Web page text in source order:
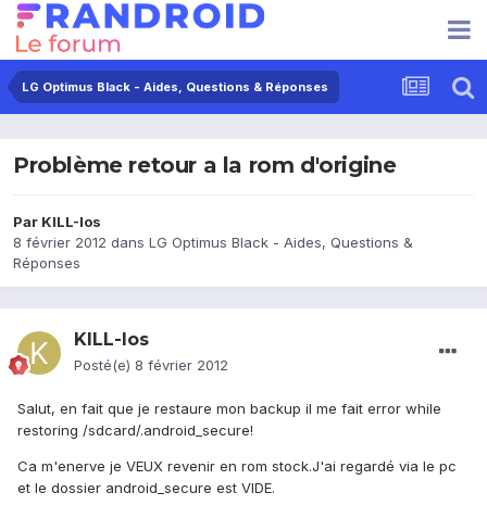
LG Optimus Black - Aides, Questions & Réponses
Problème retour a la rom d'origine
Par KILL-Ios
8 février 2012 dans LG Optimus Black - Aides, Questions &
Réponses
KILL-Ios
Posté(e) 8 février 2012
Salut, en fait que je restaure mon backup il me fait error while
restoring /sdcard/.android_secure!
Ca m'enerve je VEUX revenir en rom stock.J'ai regardé via le pc
et le dossier android_secure est VIDE.